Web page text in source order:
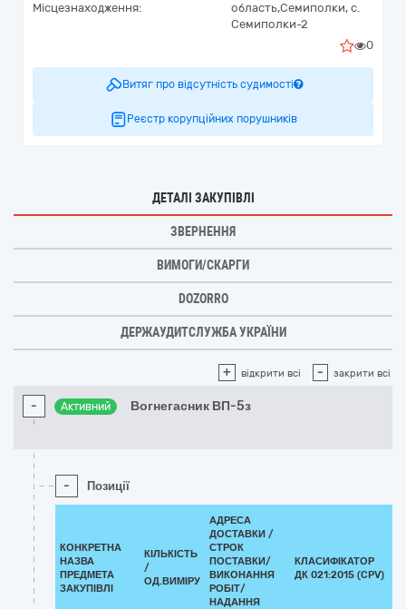
Місцезнаходження:
область,Семиполки, с.
Семиполки-2
0
Витяг про відсутність судимості
Реєстр корупційних порушників
ДЕТАЛІ ЗАКУПІВЛІ
ЗВЕРНЕННЯ
ВИМОГИ/СКАРГИ
DOZORRO
ДЕРЖАУДИТСЛУЖБА УКРАЇНИ
+ відкрити всі - закрити всі
- Активний Вогнегасник ВП-5з
- Позиції
КОНКРЕТНА
НАЗВА
ПРЕДМЕТА
ЗАКУПІВЛІ
КІЛЬКІСТЬ
/
ОД.ВИМІРУ
АДРЕСА
ДОСТАВКИ /
СТРОК
ПОСТАВКИ/
ВИКОНАННЯ
РОБІТ/
НАДАННЯ
КЛАСИФІКАТОР
ДК 021:2015 (CPV)